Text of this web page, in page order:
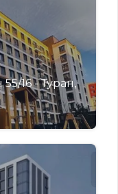
16 - Туран,